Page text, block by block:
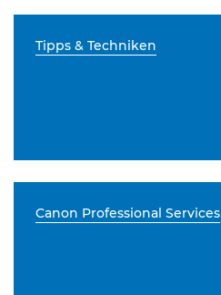
Tipps & Techniken
Canon Professional Services